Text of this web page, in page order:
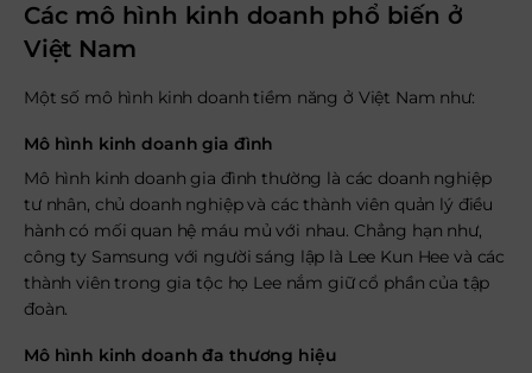
Các mô hình kinh doanh phổ biến ở
Việt Nam
Một số mô hình kinh doanh tiềm năng ở Việt Nam như:
Mô hình kinh doanh gia đình
Mô hình kinh doanh gia đình thường là các doanh nghiệp
tư nhân, chủ doanh nghiệp và các thành viên quản lý điều
hành có mối quan hệ máu mủ với nhau. Chẳng hạn như,
công ty Samsung với người sáng lập là Lee Kun Hee và các
thành viên trong gia tộc họ Lee nắm giữ cổ phần của tập
đoàn.
Mô hình kinh doanh đa thương hiệu